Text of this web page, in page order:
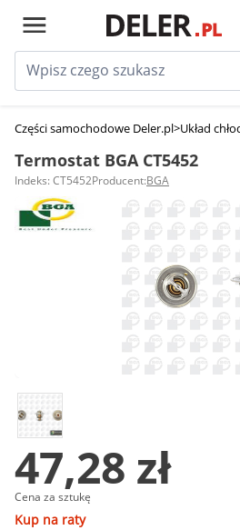
Części samochodowe Deler.pl>Układ
Termostat BGA CT5452
Indeks: CT5452Producent:BGA
47,28 zł
Cena za sztukę
Kup na raty